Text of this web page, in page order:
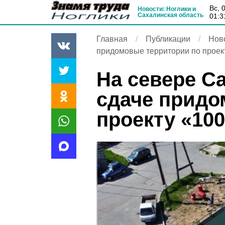
Новости: Ноглики и
Сахалинская область
вс,
Главная Публикации
придомовые территории по
На севере
сдаче
проекту